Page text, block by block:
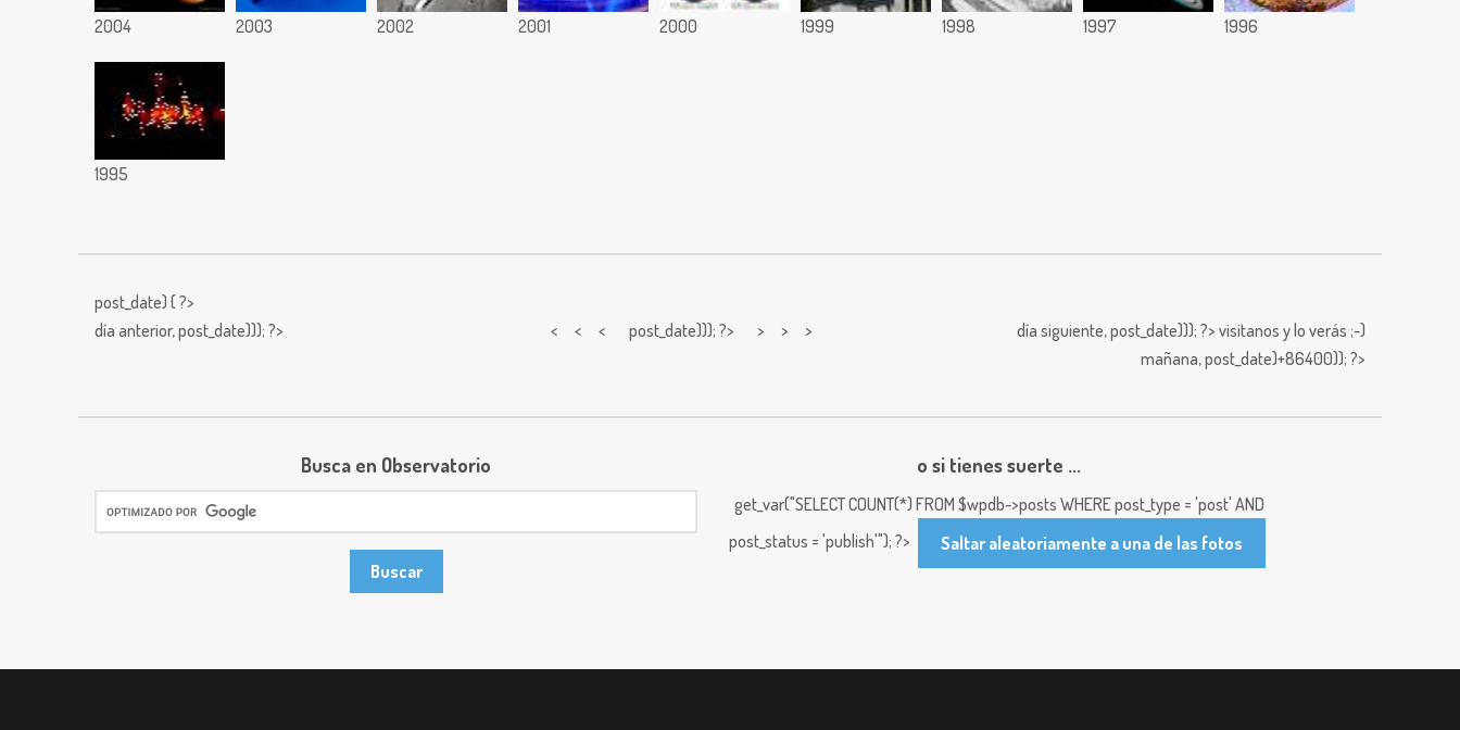
2004 2003 2002 2001 2000 1999 1998 1997 1996
1995
post_date) { ?>
día anterior,post_date))); ?> < < < post_date))); ?> > > > día siguiente,post_date))); ?> visitanos y lo verás ;-)
mañana,post_date)+86400)); ?>
Busca en Observatorio o si tienes suerte ...
get_var("SELECT COUNT(*) FROM $wpdb->posts WHERE post_type = 'post' AND
post_status = 'publish'"); ?>
Saltar aleatoriamente a una de las fotos